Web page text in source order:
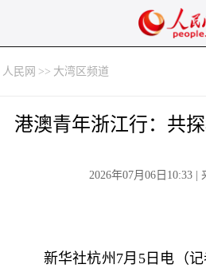
人民网 >> 大湾区频道
港澳青年浙江行：共
2026年07月06日10:33|
新华社杭州7月5日电（记